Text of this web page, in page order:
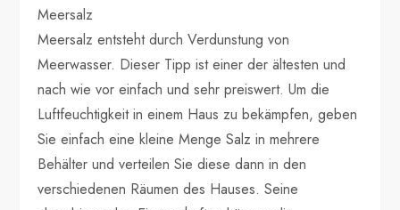
Meersalz
Meersalz entsteht durch Verdunstung von
Meerwasser. Dieser Tipp ist einer der ältesten und
nach wie vor einfach und sehr preiswert. Um die
Luftfeuchtigkeit in einem Haus zu bekämpfen, geben
Sie einfach eine kleine Menge Salz in mehrere
Behälter und verteilen Sie diese dann in den
verschiedenen Räumen des Hauses. Seine